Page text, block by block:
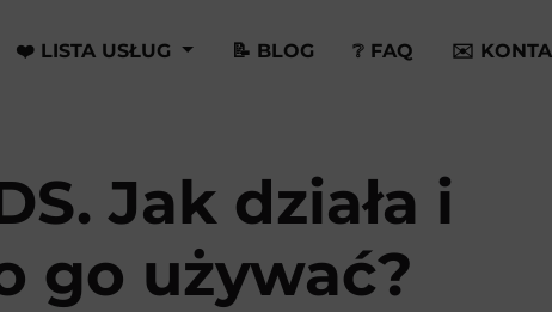
❤️ LISTA USŁUG 📝 BLOG ❔ FAQ ✉️
Jak działa i
go używać?